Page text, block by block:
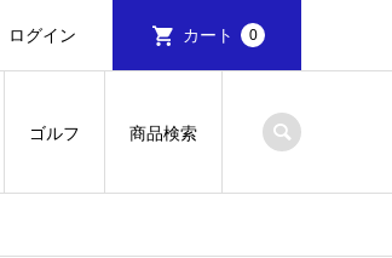
ログイン カート 0
ゴルフ 商品検索